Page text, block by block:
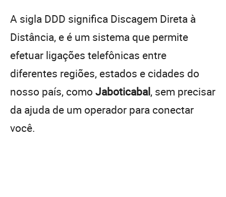
A sigla DDD significa Discagem Direta à
Distância, e é um sistema que permite
efetuar ligações telefônicas entre
diferentes regiões, estados e cidades do
nosso país, como Jaboticabal, sem precisar
da ajuda de um operador para conectar
você.